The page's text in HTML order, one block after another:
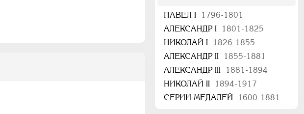
ПАВЕЛ I
1796-1801
АЛЕКСАНДР I
1801-1825
НИКОЛАЙ I
1826-1855
АЛЕКСАНДР II
1855-1881
АЛЕКСАНДР III
1881-1894
НИКОЛАЙ II
1894-1917
СЕРИИ МЕДАЛЕЙ
1600-1881